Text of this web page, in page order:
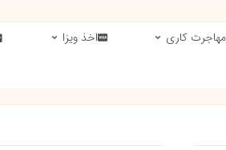
مهاجرت کاری اخذ ویزا